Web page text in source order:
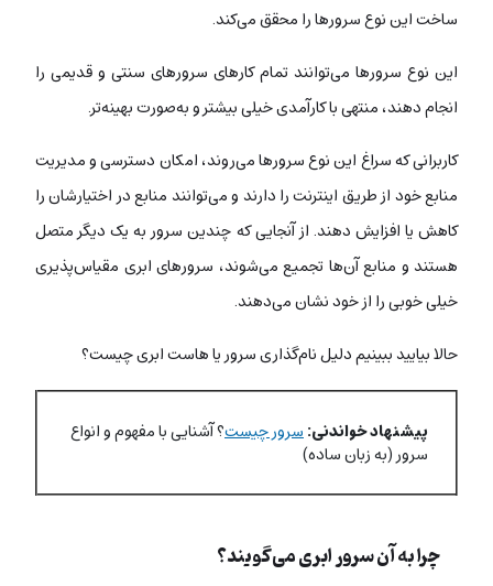
ساخت این نوع سرورها را محقق می‌کند.
این نوع سرورها می‌توانند تمام کارهای سرورهای سنتی و قدیمی را
انجام دهند، منتهی با کارآمدی خیلی بیشتر و به‌صورت بهینه‌تر.
کاربرانی که سراغ این نوع سرورها می‌روند، امکان دسترسی و مدیریت
منابع خود از طریق اینترنت را دارند و می‌توانند منابع در اختیارشان را
کاهش یا افزایش دهند. از آنجایی که چندین سرور به یک دیگر متصل
هستند و منابع آن‌ها تجمیع می‌شوند، سرورهای ابری مقیاس‌پذیری
خیلی خوبی را از خود نشان می‌دهند.
حالا بیایید ببینیم دلیل نام‌گذاری سرور یا هاست ابری چیست؟
پیشنهاد خواندنی:سرور چیست؟ آشنایی با مفهوم و انواع
سرور (به زبان ساده)
چرا به آن سرور ابری می‌گویند؟